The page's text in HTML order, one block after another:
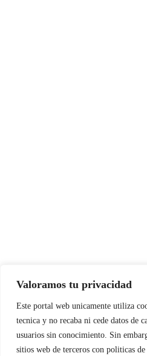
Valoramos tu privacidad
Este portal web unicamente utiliza
tecnica y no recaba ni cede datos de
usuarios sin conocimiento. Sin
sitios web de terceros con politicas